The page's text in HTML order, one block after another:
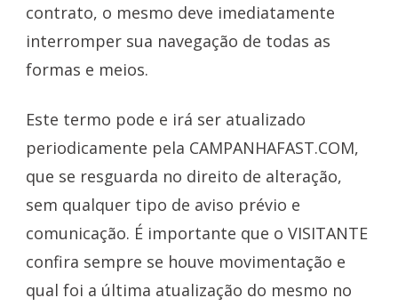
contrato, o mesmo deve imediatamente
interromper sua navegação de todas as
formas e meios.
Este termo pode e irá ser atualizado
periodicamente pela CAMPANHAFAST.COM,
que se resguarda no direito de alteração,
sem qualquer tipo de aviso prévio e
comunicação. É importante que o VISITANTE
confira sempre se houve movimentação e
qual foi a última atualização do mesmo no